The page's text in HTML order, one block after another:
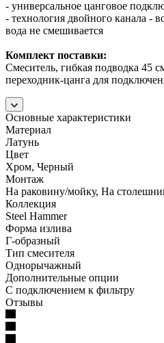
- универсальное цанговое
- технология двойного канала -
вода не смешивается
Комплект поставки:
Смеситель, гибкая подводка 45
переходник-цанга для
Основные характеристики
Материал
Латунь
Цвет
Хром, Черный
Монтаж
На раковину/мойку, На
Коллекция
Steel Hammer
Форма излива
Г-образный
Тип смесителя
Однорычажный
Дополнительные опции
С подключением к фильтру
Отзывы